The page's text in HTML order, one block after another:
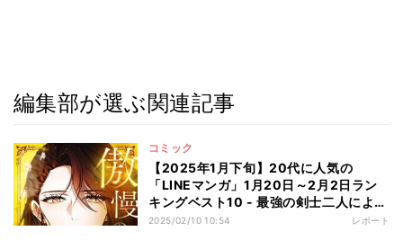
編集部が選ぶ関連記事
コミック
【2025年1月下旬】20代に人気の
「LINEマンガ」1月20日～2月2日ラン
キングベスト10 - 最強の剣士二人による
契約結婚ストーリーが、女性編にランク
2025/02/10 10:54 レポート